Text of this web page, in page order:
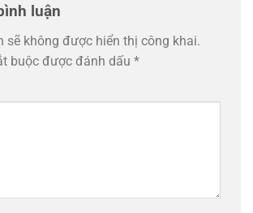
luận
sẽ không được hiển thị công khai.
buộc được đánh dấu *